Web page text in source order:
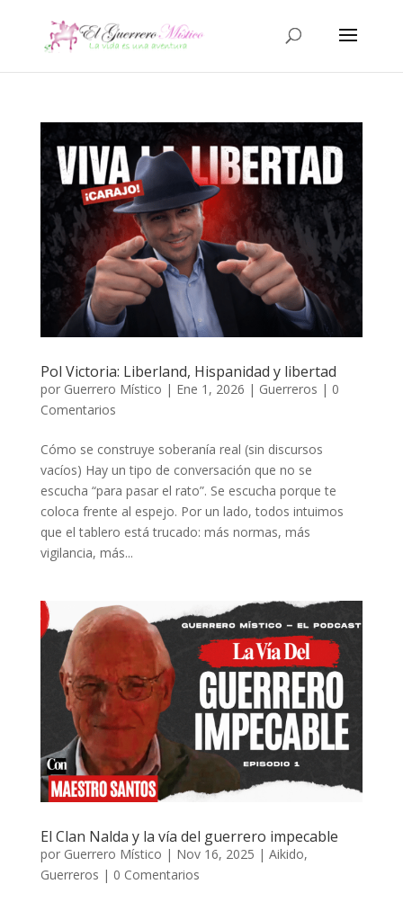
Pol Victoria: Liberland, Hispanidad y libertad
por Guerrero Místico | Ene 1, 2026 | Guerreros | 0
Comentarios
Cómo se construye soberanía real (sin discursos
vacíos) Hay un tipo de conversación que no se
escucha “para pasar el rato”. Se escucha porque te
coloca frente al espejo. Por un lado, todos intuimos
que el tablero está trucado: más normas, más
vigilancia, más...
El Clan Nalda y la vía del guerrero impecable
por Guerrero Místico | Nov 16, 2025 | Aikido,
Guerreros | 0 Comentarios